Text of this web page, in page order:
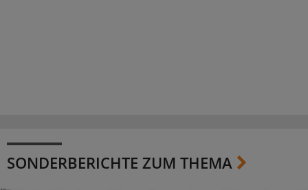
SONDERBERICHTE ZUM THEMA